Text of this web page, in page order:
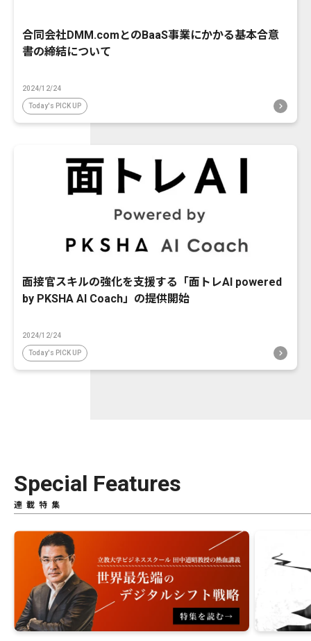
合同会社DMM.comとのBaaS事業にかかる基本合意
書の締結について
2024/12/24
Today's PICK UP
面接官スキルの強化を支援する「面トレAI powered
by PKSHA AI Coach」の提供開始
2024/12/24
Today's PICK UP
Special Features
連載特集